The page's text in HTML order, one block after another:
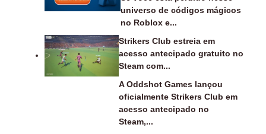
universo de códigos mágicos
no Roblox e...
Strikers Club estreia em
acesso antecipado gratuito no
Steam com...
A Oddshot Games lançou
oficialmente Strikers Club em
acesso antecipado no
Steam,...